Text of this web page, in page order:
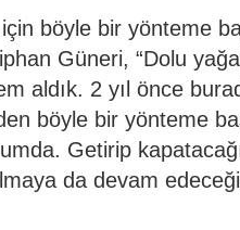
böyle bir yönteme
Güneri, “Dolu
aldık. 2 yıl önce
böyle bir yönteme
Getirip
da devam